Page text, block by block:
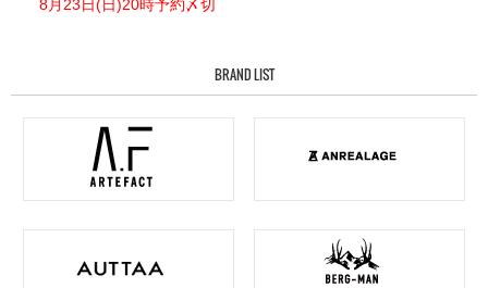
8月23日(日)20時予約〆切
BRAND LIST